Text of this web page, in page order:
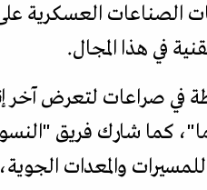
وبمشاركة كبرى مؤسسات الصناعات
في هذا المجال.
في صراعات لتعرض آخر
كما شارك فريق
والمعدات